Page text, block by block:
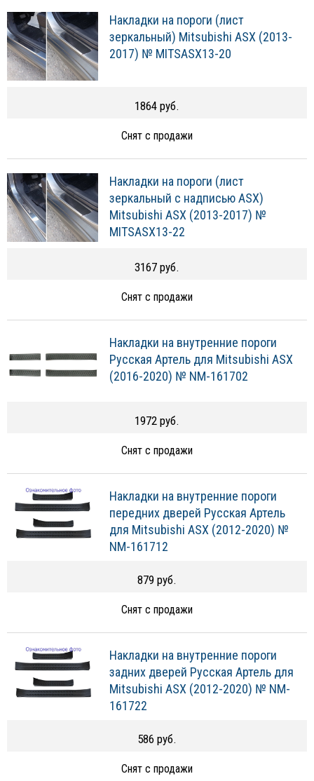
Накладки на пороги (лист
зеркальный) Mitsubishi ASX (2013-
2017) № MITSASX13-20
1864 руб.
Снят с продажи
Накладки на пороги (лист
зеркальный с надписью ASX)
Mitsubishi ASX (2013-2017) №
MITSASX13-22
3167 руб.
Снят с продажи
Накладки на внутренние пороги
Русская Артель для Mitsubishi ASX
(2016-2020) № NM-161702
1972 руб.
Снят с продажи
Накладки на внутренние пороги
передних дверей Русская Артель
для Mitsubishi ASX (2012-2020) №
NM-161712
879 руб.
Снят с продажи
Накладки на внутренние пороги
задних дверей Русская Артель для
Mitsubishi ASX (2012-2020) № NM-
161722
586 руб.
Снят с продажи